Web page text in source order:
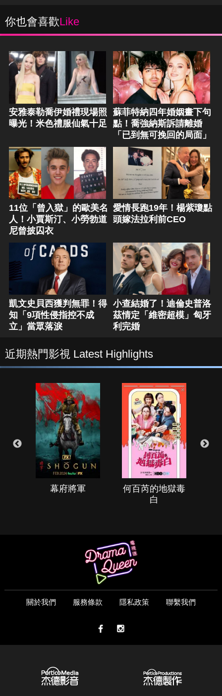
你也會喜歡Like
安雅泰勒喬伊婚禮現場照
曝光！米色禮服仙氣十足
蘇菲特納四年婚姻畫下句
點！喬強納斯訴請離婚
「已到無可挽回的局面」
11位「曾入獄」的歐美名
人！小賈斯汀、小勞勃道
尼曾披囚衣
愛情長跑19年！楊紫瓊點
頭嫁法拉利前CEO
凱文史貝西獲判無罪！得
知「9項性侵指控不成
立」當眾落淚
小查結婚了！迪倫史普洛
茲情定「維密超模」匈牙
利完婚
近期熱門影視 Latest Highlights
幕府將軍
何百芮的地獄毒
白
關於我們 服務條款 隱私政策 聯繫我們